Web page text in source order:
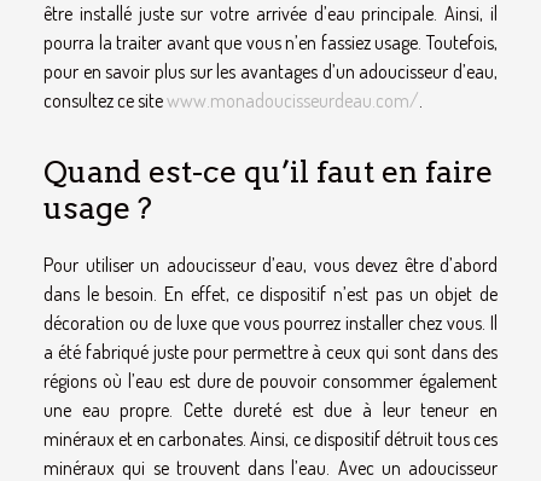
être installé juste sur votre arrivée d’eau principale. Ainsi, il
pourra la traiter avant que vous n’en fassiez usage. Toutefois,
pour en savoir plus sur les avantages d’un adoucisseur d’eau,
consultez ce sitewww.monadoucisseurdeau.com/.
Quand est-ce qu’il faut en faire
usage ?
Pour utiliser un adoucisseur d’eau, vous devez être d’abord
dans le besoin. En effet, ce dispositif n’est pas un objet de
décoration ou de luxe que vous pourrez installer chez vous. Il
a été fabriqué juste pour permettre à ceux qui sont dans des
régions où l’eau est dure de pouvoir consommer également
une eau propre. Cette dureté est due à leur teneur en
minéraux et en carbonates. Ainsi, ce dispositif détruit tous ces
minéraux qui se trouvent dans l’eau. Avec un adoucisseur